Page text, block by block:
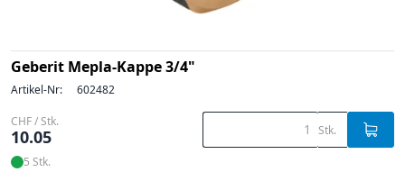
Geberit Mepla-Kappe 3/4"
Artikel-Nr: 602482
CHF / Stk.
10.05 Stk.
5 Stk.